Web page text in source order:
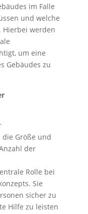
im Falle
und welche
Hierbei werden
um eine
Gebäudes zu
Größe und
der
Rolle bei
Sie
sicher zu
Hilfe zu leisten